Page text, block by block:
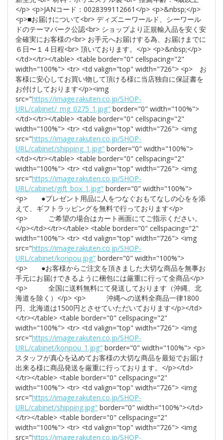
</p> <p>JANコード：0028399112661</p> <p>&nbsp;</p>
<p>■お届けについて<br> ディズニーワールド、シーワール
ドのテーマパーク公認<br> ショップより正規輸入品を安く安
全確実にお客様の<br> お手元へお届けする為、お届けまでに
６日〜１４日程<br> 頂いております。</p> <p>&nbsp;</p>
</td></tr></table> <table border="0" cellspacing="2"
width="100%"> <tr> <td valign="top" width="726"> <p> お
客様に安心してお買い物して頂ける様に当店独自に保証書を
お付けしております</p><img
src="https://image.rakuten.co.jp/SHOP-
URL/cabinet/_mg_0275_1.jpg" border="0" width="100%">
</td></tr></table> <table border="0" cellspacing="2"
width="100%"> <tr> <td valign="top" width="726"> <img
src="https://image.rakuten.co.jp/SHOP-
URL/cabinet/shipping_1.jpg" border="0" width="100%">
</td></tr></table> <table border="0" cellspacing="2"
width="100%"> <tr> <td valign="top" width="726"> <img
src="https://image.rakuten.co.jp/SHOP-
URL/cabinet/gift_box_1.jpg" border="0" width="100%">
<p> ●プレゼント用品に人をつなぐおもてなしの心をを添
えて、ギフトラッピングを無料で行っております</p>
<p> ご希望の場合はカート画面にてご指示ください。
</p></td></tr></table> <table border="0" cellspacing="2"
width="100%"> <tr> <td valign="top" width="726"> <img
src="https://image.rakuten.co.jp/SHOP-
URL/cabinet/konpou.jpg" border="0" width="100%">
<p> ●お客様からご注文を頂きました大切な商品を無事お
手元にお届けできるように梱包には厳重に行って全商品</p>
<p> 全国に送料無料にて発送しております（沖縄、北
海道を除く）</p> <p> 沖縄への送料全商品一律1800
円、北海道は1500円とさせていただいております</p></td>
</tr></table> <table border="0" cellspacing="2"
width="100%"> <tr> <td valign="top" width="726"> <img
src="https://image.rakuten.co.jp/SHOP-
URL/cabinet/konpou_1.jpg" border="0" width="100%"> <p>
スタッフが真心を込めてお客様の大切な商品を最短でお届け
出来る様に商品発送を厳重に行っております。</p></td>
</tr></table> <table border="0" cellspacing="2"
width="100%"> <tr> <td valign="top" width="726"> <img
src="https://image.rakuten.co.jp/SHOP-
URL/cabinet/shipping.jpg" border="0" width="100%"></td>
</tr></table> <table border="0" cellspacing="2"
width="100%"> <tr> <td valign="top" width="726"> <img
src="https://image.rakuten.co.jp/SHOP-